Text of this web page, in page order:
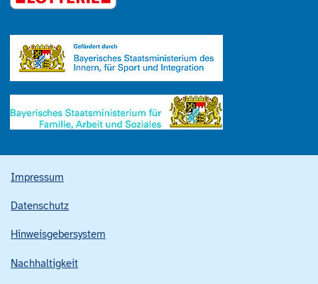
Impressum
Datenschutz
Hinweisgebersystem
Nachhaltigkeit